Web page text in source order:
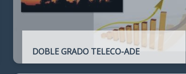
DOBLE GRADO TELECO-ADE